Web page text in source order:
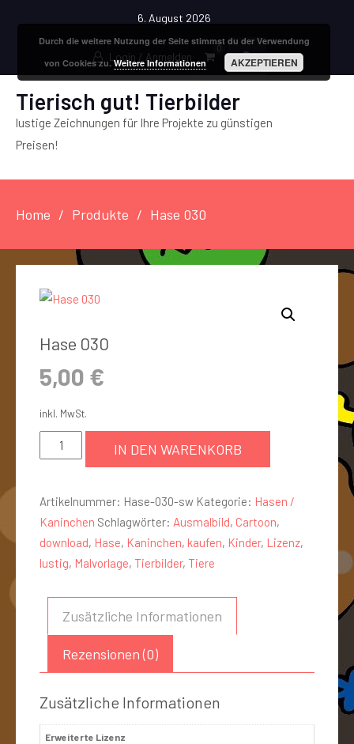
6. August 2026
Login / Anmelden
0
Tierisch gut! Tierbilder
lustige Zeichnungen für Ihre Projekte zu günstigen
Preisen!
Home Produkte Hase 030
Hase 030
5,00 €
inkl. MwSt.
IN DEN WARENKORB
Artikelnummer: Hase-030-sw Kategorie: Hasen /
Kaninchen Schlagwörter: Ausmalbild, Cartoon,
download, Hase, Kaninchen, kaufen, Kinder, Lizenz,
lustig, Malvorlage, Tierbilder, Tiere
Zusätzliche Informationen
Rezensionen (0)
Zusätzliche Informationen
Erweiterte Lizenz
Durch die weitere Nutzung der Seite stimmst du der Verwendung
von Cookies zu.Weitere Informationen AKZEPTIEREN